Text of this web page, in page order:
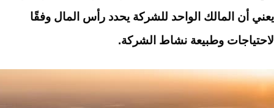
يعني أن المالك الواحد للشركة يحدد رأس المال وفقًا
لاحتياجات وطبيعة نشاط الشركة.